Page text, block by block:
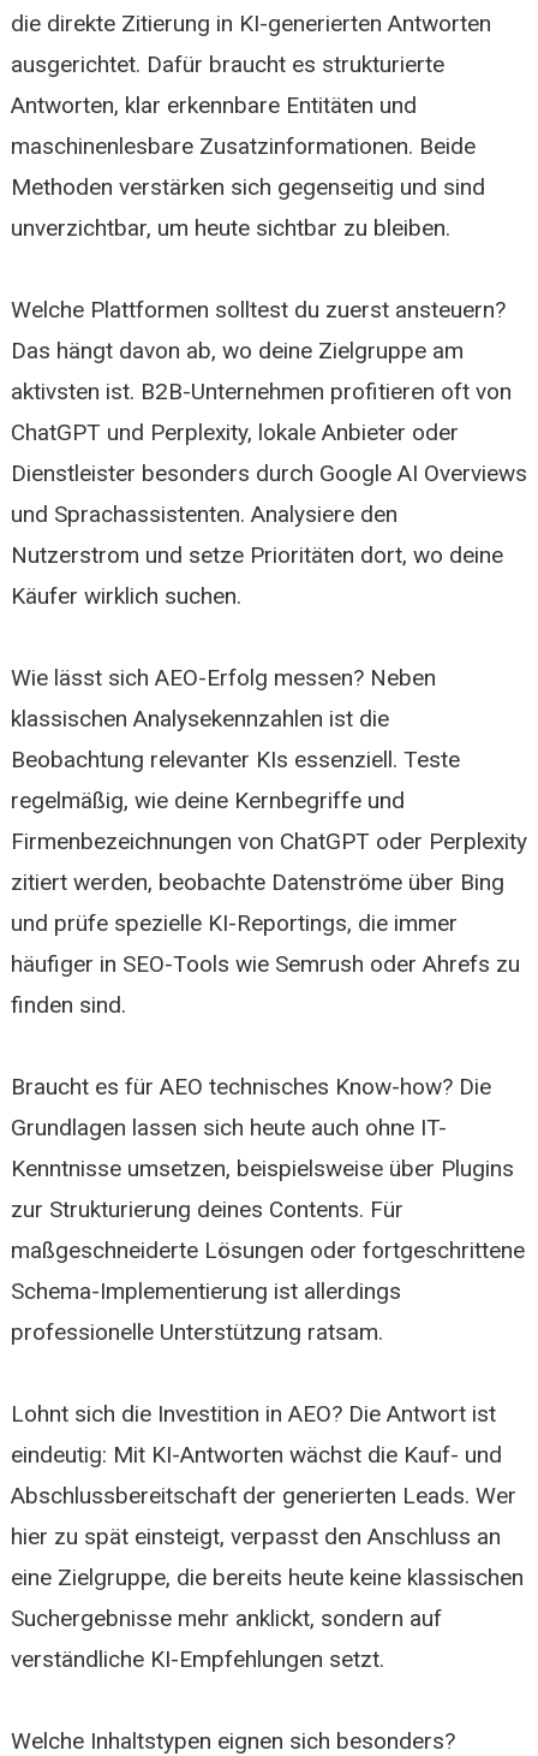
die direkte Zitierung in KI-generierten Antworten
ausgerichtet. Dafür braucht es strukturierte
Antworten, klar erkennbare Entitäten und
maschinenlesbare Zusatzinformationen. Beide
Methoden verstärken sich gegenseitig und sind
unverzichtbar, um heute sichtbar zu bleiben.
Welche Plattformen solltest du zuerst ansteuern?
Das hängt davon ab, wo deine Zielgruppe am
aktivsten ist. B2B-Unternehmen profitieren oft von
ChatGPT und Perplexity, lokale Anbieter oder
Dienstleister besonders durch Google AI Overviews
und Sprachassistenten. Analysiere den
Nutzerstrom und setze Prioritäten dort, wo deine
Käufer wirklich suchen.
Wie lässt sich AEO-Erfolg messen? Neben
klassischen Analysekennzahlen ist die
Beobachtung relevanter KIs essenziell. Teste
regelmäßig, wie deine Kernbegriffe und
Firmenbezeichnungen von ChatGPT oder Perplexity
zitiert werden, beobachte Datenströme über Bing
und prüfe spezielle KI-Reportings, die immer
häufiger in SEO-Tools wie Semrush oder Ahrefs zu
finden sind.
Braucht es für AEO technisches Know-how? Die
Grundlagen lassen sich heute auch ohne IT-
Kenntnisse umsetzen, beispielsweise über Plugins
zur Strukturierung deines Contents. Für
maßgeschneiderte Lösungen oder fortgeschrittene
Schema-Implementierung ist allerdings
professionelle Unterstützung ratsam.
Lohnt sich die Investition in AEO? Die Antwort ist
eindeutig: Mit KI-Antworten wächst die Kauf- und
Abschlussbereitschaft der generierten Leads. Wer
hier zu spät einsteigt, verpasst den Anschluss an
eine Zielgruppe, die bereits heute keine klassischen
Suchergebnisse mehr anklickt, sondern auf
verständliche KI-Empfehlungen setzt.
Welche Inhaltstypen eignen sich besonders?